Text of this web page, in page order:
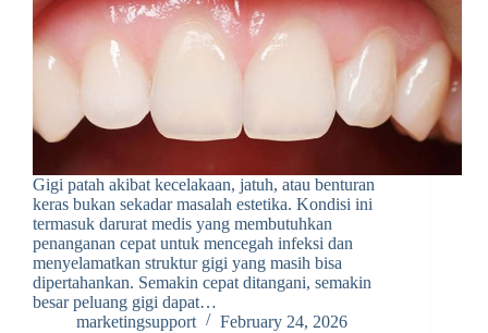
Gigi patah akibat kecelakaan, jatuh, atau benturan
keras bukan sekadar masalah estetika. Kondisi ini
termasuk darurat medis yang membutuhkan
penanganan cepat untuk mencegah infeksi dan
menyelamatkan struktur gigi yang masih bisa
dipertahankan. Semakin cepat ditangani, semakin
besar peluang gigi dapat…
marketingsupport
February 24, 2026